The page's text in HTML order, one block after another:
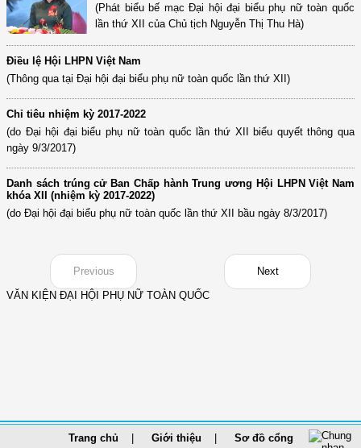
(Phát biểu bế mạc Đại hội đại biểu phụ nữ toàn quốc
lần thứ XII của Chủ tịch Nguyễn Thị Thu Hà)
Điều lệ Hội LHPN Việt Nam
(Thông qua tại Đại hội đại biểu phụ nữ toàn quốc lần thứ XII)
Chỉ tiêu nhiệm kỳ 2017-2022
(do Đại hội đại biểu phụ nữ toàn quốc lần thứ XII biểu quyết thông qua
ngày 9/3/2017)
Danh sách trúng cử Ban Chấp hành Trung ương Hội LHPN Việt Nam
khóa XII (nhiệm kỳ 2017-2022)
(do Đại hội đại biểu phụ nữ toàn quốc lần thứ XII bầu ngày 8/3/2017)
Previous
Next
VĂN KIỆN ĐẠI HỘI PHỤ NỮ TOÀN QUỐC
Trang chủ Giới thiệu Sơ đồ cổng